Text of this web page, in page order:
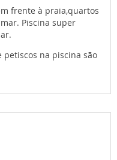
frente à praia,quartos
Piscina super
petiscos na piscina são